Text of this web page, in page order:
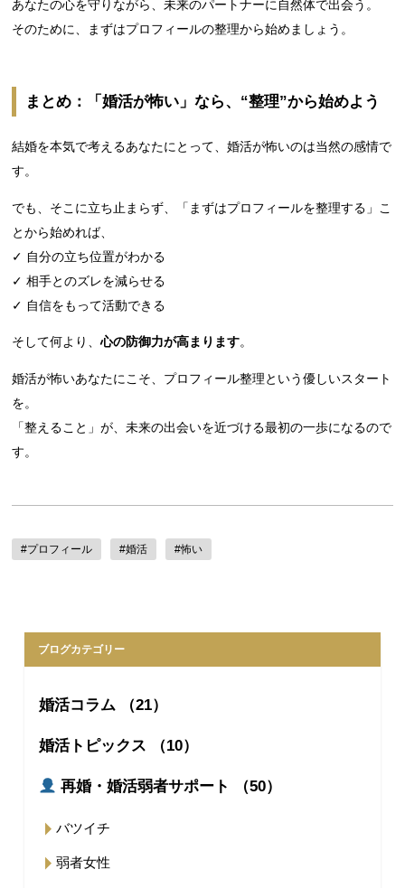
あなたの心を守りながら、未来のパートナーに自然体で出会う。
そのために、まずはプロフィールの整理から始めましょう。
まとめ：「婚活が怖い」なら、“整理”から始めよう
結婚を本気で考えるあなたにとって、婚活が怖いのは当然の感情で
す。
でも、そこに立ち止まらず、「まずはプロフィールを整理する」こ
とから始めれば、
✓ 自分の立ち位置がわかる
✓ 相手とのズレを減らせる
✓ 自信をもって活動できる
そして何より、心の防御力が高まります。
婚活が怖いあなたにこそ、プロフィール整理という優しいスタート
を。
「整えること」が、未来の出会いを近づける最初の一歩になるので
す。
#プロフィール #婚活 #怖い
ブログカテゴリー
婚活コラム （21）
婚活トピックス （10）
再婚・婚活弱者サポート （50）
バツイチ
弱者女性